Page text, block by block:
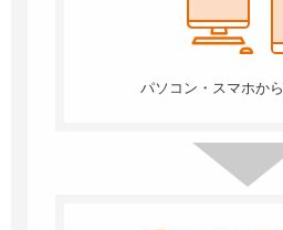
パソコン・スマホから